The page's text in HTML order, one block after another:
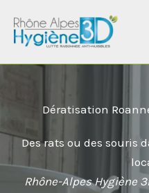
contenu
Dératisation
Des rats ou des souris
Rhône-Alpes Hygiène